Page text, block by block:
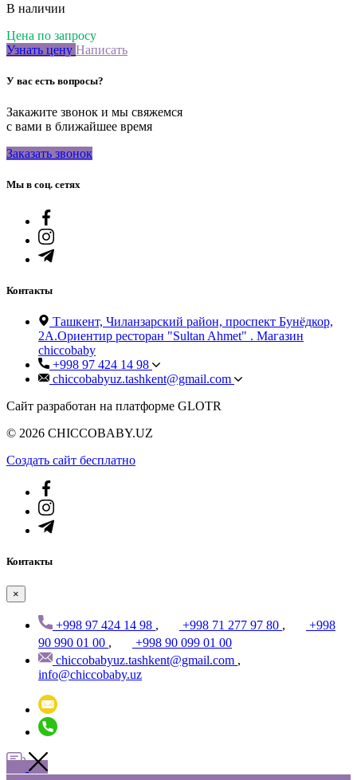
В наличии
Цена по запросу
Узнать цену Написать
У вас есть вопросы?
Закажите звонок и мы свяжемся
с вами в ближайшее время
Заказать звонок
Мы в соц. сетях
Контакты
Ташкент, Чиланзарский район, проспект Бунёдкор,
2А.Ориентир ресторан "Sultan Ahmet" . Магазин
chiccobaby
+998 97 424 14 98
chiccobabyuz.tashkent@gmail.com
Сайт разработан на платформе GLOTR
© 2026 CHICCOBABY.UZ
Создать cайт бесплатно
Контакты
×
+998 97 424 14 98 , +998 71 277 97 80 ,
+998
90 990 01 00 ,
+998 90 099 01 00
chiccobabyuz.tashkent@gmail.com ,
info@chiccobaby.uz